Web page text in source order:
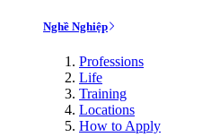
Nghề Nghiệp
Professions
Life
Training
Locations
How to Apply